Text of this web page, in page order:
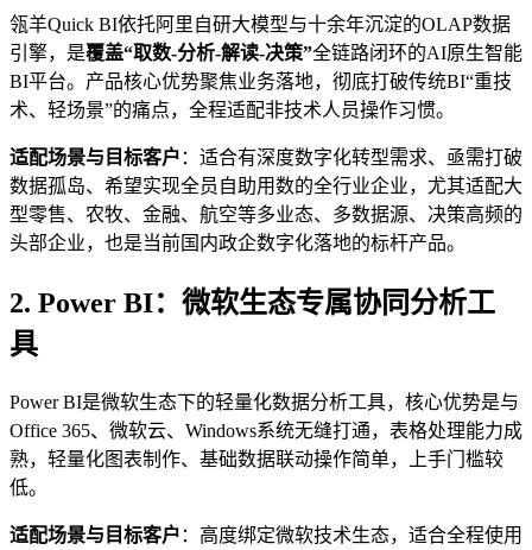
瓴羊Quick BI依托阿里自研大模型与十余年沉淀的OLAP数据
引擎，是覆盖“取数-分析-解读-决策”全链路闭环的AI原生智能
BI平台。产品核心优势聚焦业务落地，彻底打破传统BI“重技
术、轻场景”的痛点，全程适配非技术人员操作习惯。
适配场景与目标客户 ：适合有深度数字化转型需求、亟需打破
数据孤岛、希望实现全员自助用数的全行业企业，尤其适配大
型零售、农牧、金融、航空等多业态、多数据源、决策高频的
头部企业，也是当前国内政企数字化落地的标杆产品。
2. Power BI：微软生态专属协同分析工
具
Power BI是微软生态下的轻量化数据分析工具，核心优势是与
Office 365、微软云、Windows系统无缝打通，表格处理能力成
熟，轻量化图表制作、基础数据联动操作简单，上手门槛较
低。
适配场景与目标客户 ：高度绑定微软技术生态，适合全程使用